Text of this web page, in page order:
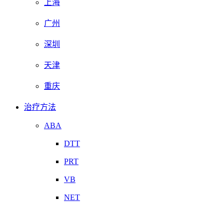
上海
广州
深圳
天津
重庆
治疗方法
ABA
DTT
PRT
VB
NET